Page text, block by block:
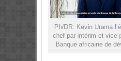
Ph/DR: Kevin Urama
chef par intérim et vice-
Banque africaine de